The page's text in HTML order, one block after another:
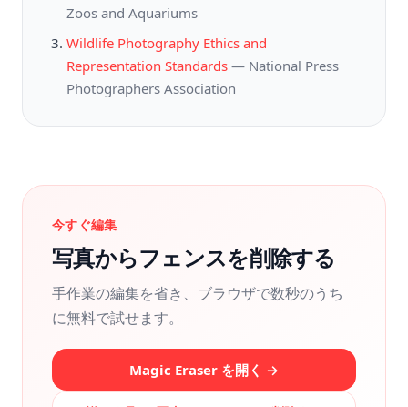
Zoos and Aquariums
Wildlife Photography Ethics and
Representation Standards — National Press
Photographers Association
今すぐ編集
写真からフェンスを削除する
手作業の編集を省き、ブラウザで数秒のうち
に無料で試せます。
Magic Eraser を開く →